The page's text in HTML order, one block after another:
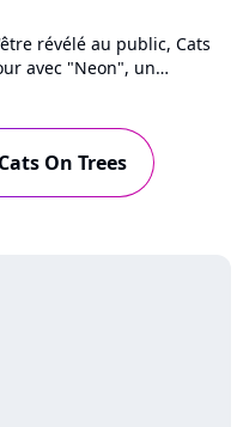
révélé au public, Cats
avec "Neon", un
Pour Pure Charts,
comment leur amitié à
ils ont ressenti le
On Trees